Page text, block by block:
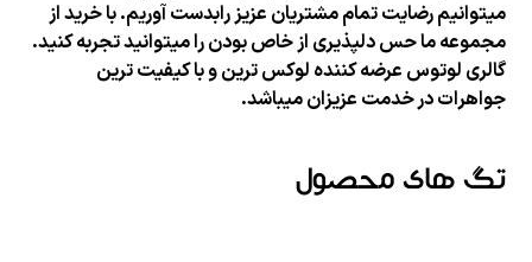
میتوانیم رضایت تمام مشتریان عزیز رابدست آوریم. با خرید از
مجموعه ما حس دلپذیری از خاص بودن را میتوانید تجربه کنید.
گالری لوتوس عرضه کننده لوکس ترین و با کیفیت ترین
جواهرات در خدمت عزیزان میباشد.
تگ های محصول